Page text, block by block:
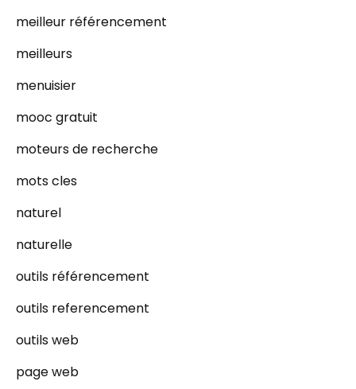
meilleur référencement
meilleurs
menuisier
mooc gratuit
moteurs de recherche
mots cles
naturel
naturelle
outils référencement
outils referencement
outils web
page web